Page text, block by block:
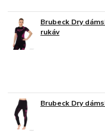
Brubeck Dry
rukáv
Brubeck Dry